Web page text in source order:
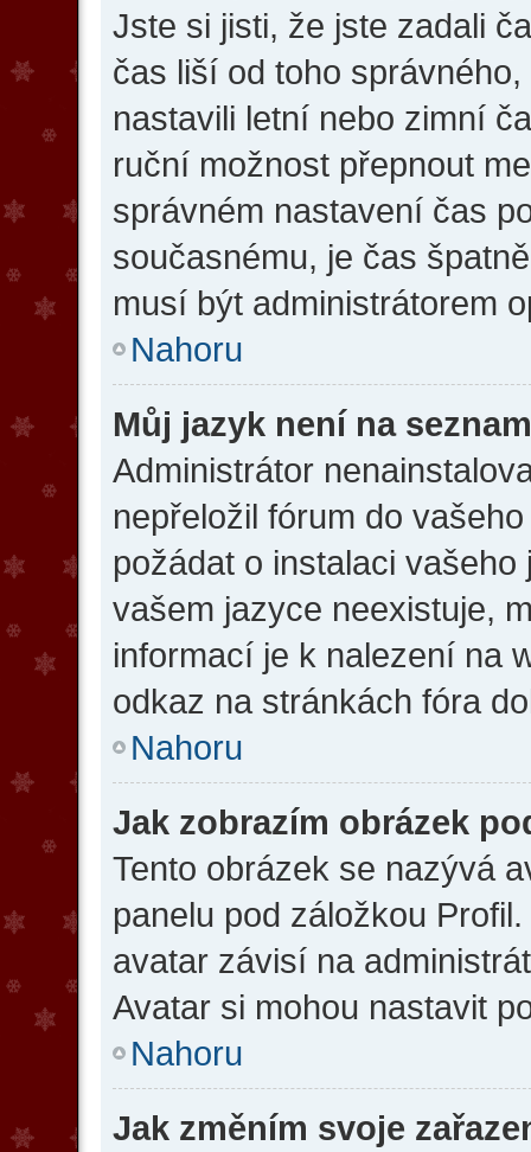
Jste si jisti, že jste zadali
čas liší od toho
nastavili letní nebo zimní
ruční možnost přepnout
správném nastavení čas
současnému, je čas
musí být administrátorem
Nahoru
Můj jazyk není na
Administrátor
nepřeložil fórum do
požádat o instalaci
vašem jazyce neexistuje,
informací je k nalezení na
odkaz na stránkách fóra
Nahoru
Jak zobrazím obrázek
Tento obrázek se nazývá
panelu pod záložkou
avatar závisí na
Avatar si mohou nastavit
Nahoru
Jak změním svoje